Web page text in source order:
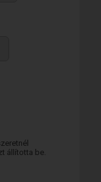
állította be.